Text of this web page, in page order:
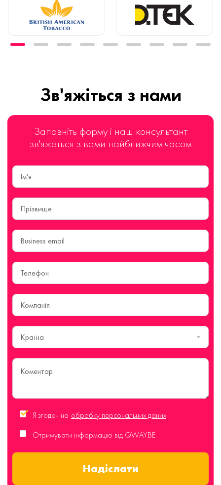
Зв'яжіться з нами
Заповніть форму і наш консультант
зв'яжеться з вами найближчим часом
Країна
Я згоден на обробку персональних даних
Отримувати інформацію від QWAYBE
Надіслати